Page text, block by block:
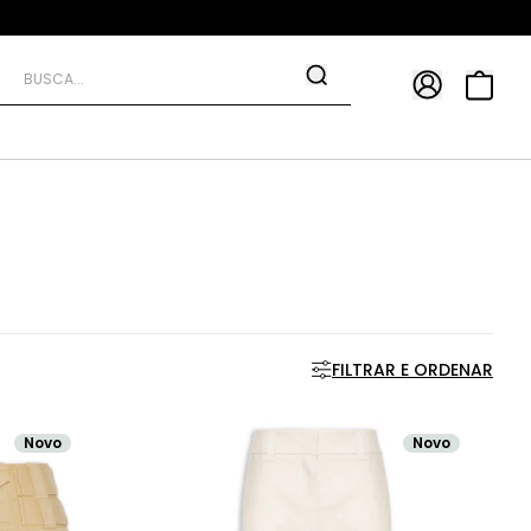
FILTRAR E ORDENAR
Novo Novo